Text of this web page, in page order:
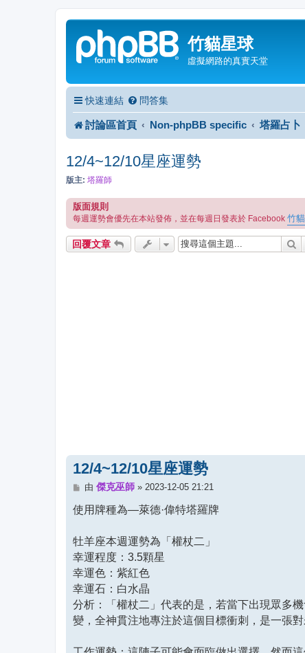
竹貓星球
虛擬網路的真實天堂
快速連結 問答集
討論區首頁 Non-phpBB specific 塔羅占卜
12/4~12/10星座運勢
版主: 塔羅師
版面規則
每週運勢會優先在本站發佈，並在每週日發表於 Facebook 竹
回覆文章
12/4~12/10星座運勢
文
由 傑克巫師» 2023-12-05 21:21
使用牌種為—萊德·偉特塔羅牌
牡羊座本週運勢為「權杖二」
幸運程度：3.5顆星
幸運色：紫紅色
幸運石：白水晶
分析：「權杖二」代表的是，若當下出現眾多
變，全神貫注地專注於這個目標衝刺，是一張